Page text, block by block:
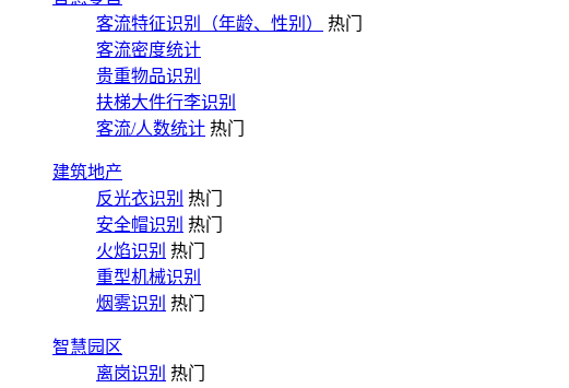
客流特征识别（年龄、性别）
热门
客流密度统计
贵重物品识别
扶梯大件行李识别
客流/人数统计 热门
建筑地产
反光衣识别 热门
安全帽识别 热门
火焰识别 热门
重型机械识别
烟雾识别 热门
智慧园区
离岗识别 热门